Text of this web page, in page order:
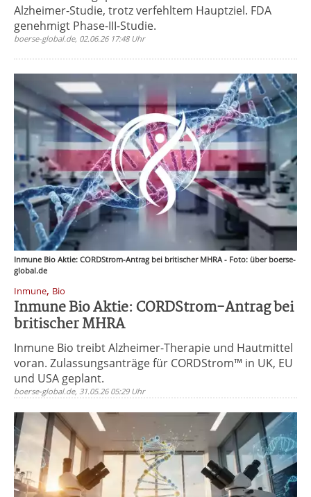
Alzheimer-Studie, trotz verfehltem Hauptziel. FDA
genehmigt Phase-III-Studie.
boerse-global.de, 02.06.26 17:48 Uhr
Inmune Bio Aktie: CORDStrom-Antrag bei britischer MHRA - Foto: über boerse-
global.de
Inmune, Bio
Inmune Bio Aktie: CORDStrom-Antrag bei
britischer MHRA
Inmune Bio treibt Alzheimer-Therapie und Hautmittel
voran. Zulassungsanträge für CORDStrom™ in UK, EU
und USA geplant.
boerse-global.de, 31.05.26 05:29 Uhr